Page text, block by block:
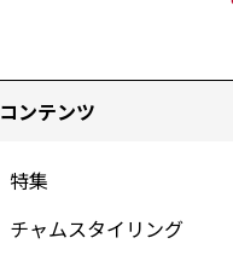
コンテンツ
特集
チャムスタイリング